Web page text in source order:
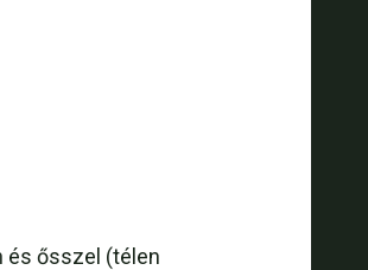
és ősszel (télen